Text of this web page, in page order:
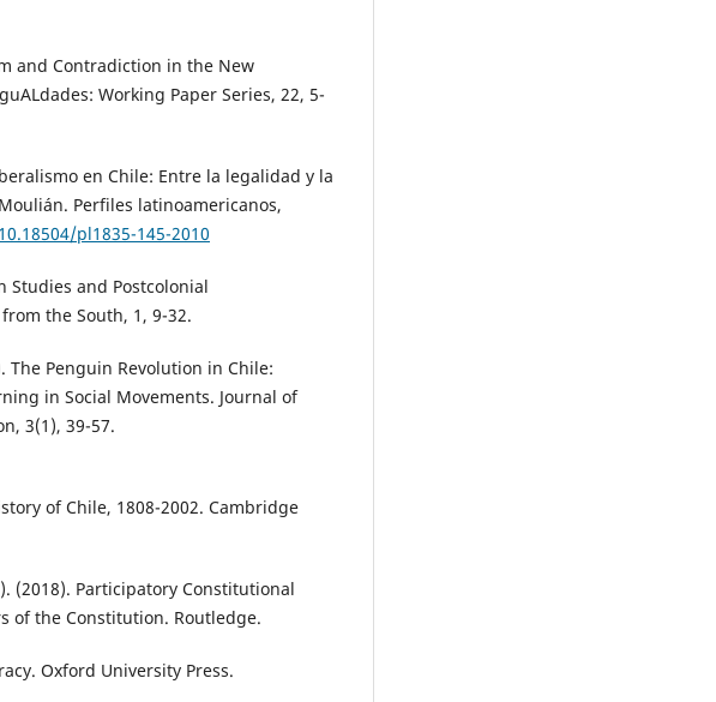
and Contradiction in the New
Working Paper Series, 22, 5-
en Chile: Entre la legalidad y la
Perfiles latinoamericanos,
pl1835-145-2010
Studies and Postcolonial
the South, 1, 9-32.
The Penguin Revolution in Chile:
in Social Movements. Journal of
3(1), 39-57.
of Chile, 1808-2002. Cambridge
(2018). Participatory Constitutional
of the Constitution. Routledge.
Oxford University Press.